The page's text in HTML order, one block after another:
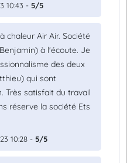
10:43 - 5/5
chaleur Air Air. Société
à l'écoute. Je
des deux
qui sont
Très satisfait du travail
réserve la société Ets
10:28 - 5/5